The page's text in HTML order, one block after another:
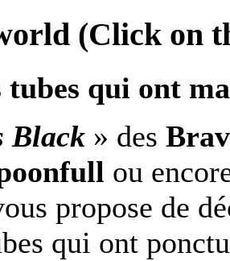
(Click on
tubes qui ont
Black » des
ou
propose de
qui ont